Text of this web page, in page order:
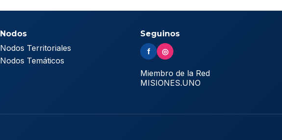
Nodos
Nodos Territoriales
Nodos Temáticos
Seguinos
f ◎
Miembro de la Red
MISIONES.UNO